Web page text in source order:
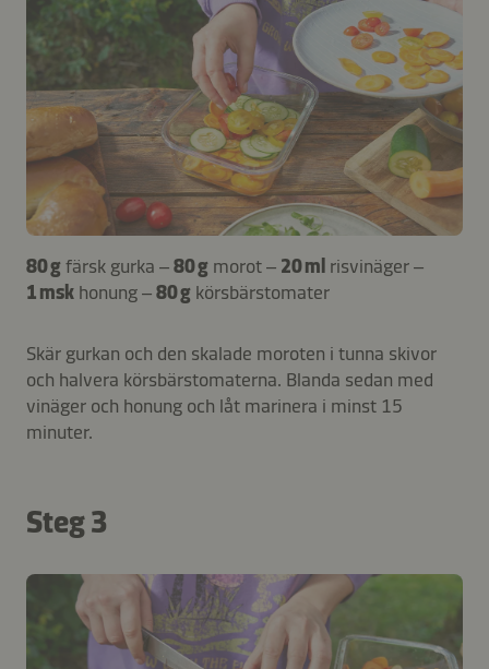
80 gfärsk gurka –80 g morot – 20 ml risvinäger –
1 msk honung –80 g körsbärstomater
Skär gurkan och den skalade moroten i tunna skivor
och halvera körsbärstomaterna. Blanda sedan med
vinäger och honung och låt marinera i minst 15
minuter.
Steg 3